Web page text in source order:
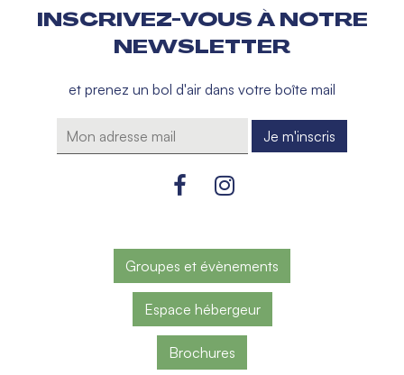
INSCRIVEZ-VOUS À NOTRE
NEWSLETTER
et prenez un bol d'air dans votre boîte mail
Groupes et évènements
Espace hébergeur
Brochures